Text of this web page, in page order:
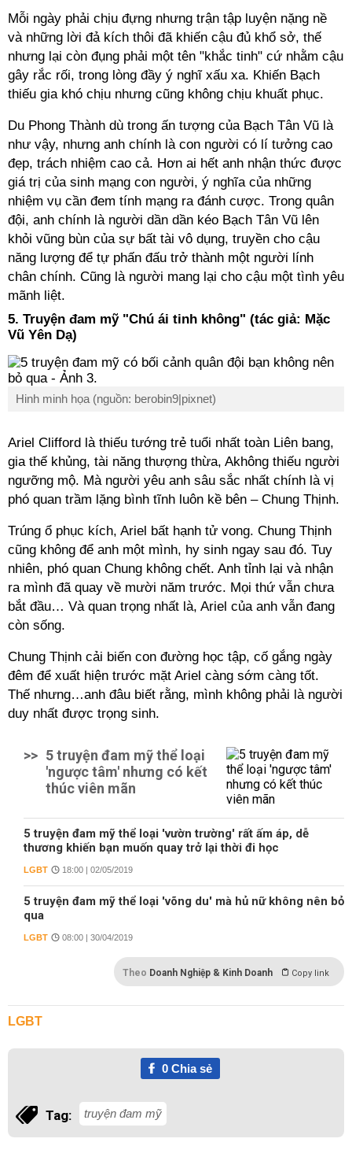
Mỗi ngày phải chịu đựng nhưng trận tập luyện nặng nề
và những lời đả kích thôi đã khiến cậu đủ khổ sở, thế
nhưng lại còn đụng phải một tên "khắc tinh" cứ nhằm cậu
gây rắc rối, trong lòng đầy ý nghĩ xấu xa. Khiến Bạch
thiếu gia khó chịu nhưng cũng không chịu khuất phục.
Du Phong Thành dù trong ấn tượng của Bạch Tân Vũ là
như vậy, nhưng anh chính là con người có lí tưởng cao
đẹp, trách nhiệm cao cả. Hơn ai hết anh nhận thức được
giá trị của sinh mạng con người, ý nghĩa của những
nhiệm vụ cần đem tính mạng ra đánh cược. Trong quân
đội, anh chính là người dần dần kéo Bạch Tân Vũ lên
khỏi vũng bùn của sự bất tài vô dụng, truyền cho cậu
năng lượng để tự phấn đấu trở thành một người lính
chân chính. Cũng là người mang lại cho cậu một tình yêu
mãnh liệt.
5. Truyện đam mỹ "Chú ái tinh không" (tác giả: Mặc
Vũ Yên Dạ)
Hinh minh họa (nguồn: berobin9|pixnet)
Ariel Clifford là thiếu tướng trẻ tuổi nhất toàn Liên bang,
gia thế khủng, tài năng thượng thừa, Akhông thiếu người
ngưỡng mộ. Mà người yêu anh sâu sắc nhất chính là vị
phó quan trầm lặng bình tĩnh luôn kề bên – Chung Thịnh.
Trúng ổ phục kích, Ariel bất hạnh tử vong. Chung Thịnh
cũng không để anh một mình, hy sinh ngay sau đó. Tuy
nhiên, phó quan Chung không chết. Anh tỉnh lại và nhận
ra mình đã quay về mười năm trước. Mọi thứ vẫn chưa
bắt đầu… Và quan trọng nhất là, Ariel của anh vẫn đang
còn sống.
Chung Thịnh cải biến con đường học tập, cố gắng ngày
đêm để xuất hiện trước mặt Ariel càng sớm càng tốt.
Thế nhưng…anh đâu biết rằng, mình không phải là người
duy nhất được trọng sinh.
>> 5 truyện đam mỹ thể loại
'ngược tâm' nhưng có kết
thúc viên mãn
5 truyện đam mỹ thể loại 'vườn trường' rất ấm áp, dễ
thương khiến bạn muốn quay trở lại thời đi học
LGBT 18:00 | 02/05/2019
5 truyện đam mỹ thể loại 'võng du' mà hủ nữ không nên bỏ
qua
LGBT 08:00 | 30/04/2019
Theo Doanh Nghiệp & Kinh Doanh Copy link
LGBT
0Chia sẻ
Tag: truyện đam mỹ